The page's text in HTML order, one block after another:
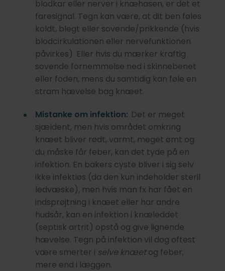
blodkar eller nerver i knæhasen, er det et
faresignal. Tegn kan være, at dit ben føles
koldt, blegt eller sovende/prikkende (hvis
blodcirkulationen eller nervefunktionen
påvirkes). Eller hvis du mærker kraftig
sovende fornemmelse ned i skinnebenet
eller foden, mens du samtidig kan føle en
stram hævelse bag knæet.
Mistanke om infektion: Det er meget
sjældent, men hvis området omkring
knæet bliver rødt, varmt, meget ømt og
du måske får feber, kan det tyde på en
infektion. En bakers cyste bliver i sig selv
ikke infektiøs (da den kun indeholder steril
ledvæske), men hvis man fx har fået en
indsprøjtning i knæet eller har andre
hudsår, kan en infektion i knæleddet
(septisk artrit) opstå og give lignende
hævelse. Tegn på infektion vil dog oftest
være smerter i selve knæetog feber,
mere end i læggen.